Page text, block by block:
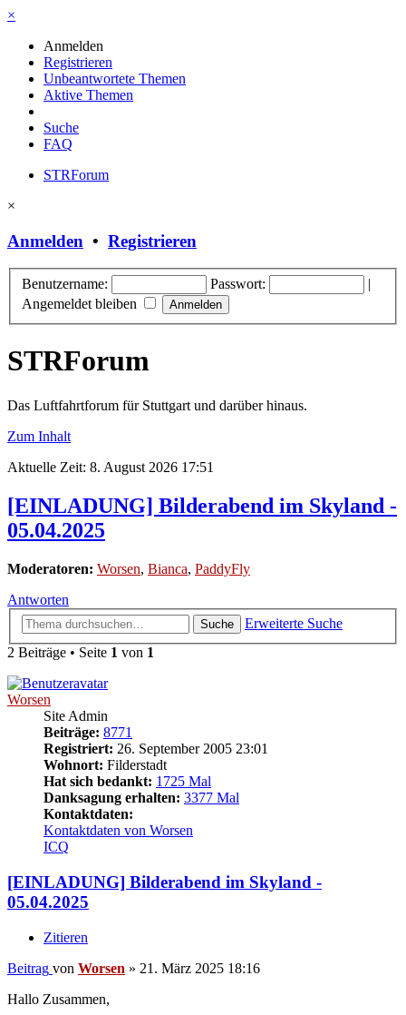
×
Anmelden
Registrieren
Unbeantwortete Themen
Aktive Themen
Suche
FAQ
STRForum
×
Anmelden • Registrieren
Benutzername: Passwort:
|
Angemeldet bleiben
STRForum
Das Luftfahrtforum für Stuttgart und darüber hinaus.
Zum Inhalt
Aktuelle Zeit: 8. August 2026 17:51
[EINLADUNG] Bilderabend im Skyland -
05.04.2025
Moderatoren: Worsen, Bianca, PaddyFly
Antworten
Suche
Erweiterte Suche
2 Beiträge • Seite 1 von 1
Worsen
Site Admin
Beiträge: 8771
Registriert: 26. September 2005 23:01
Wohnort: Filderstadt
Hat sich bedankt: 1725 Mal
Danksagung erhalten: 3377 Mal
Kontaktdaten:
Kontaktdaten von Worsen
ICQ
[EINLADUNG] Bilderabend im Skyland -
05.04.2025
Zitieren
Beitrag von Worsen » 21. März 2025 18:16
Hallo Zusammen,